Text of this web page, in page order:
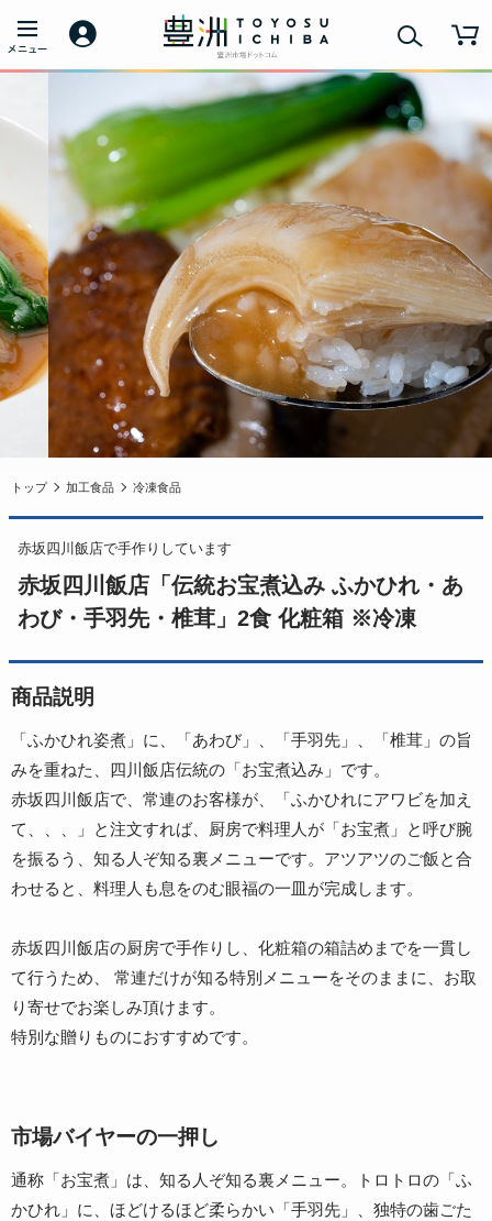
トップ 加工食品 冷凍食品
赤坂四川飯店で手作りしています
赤坂四川飯店「伝統お宝煮込み ふかひれ・あ
わび・手羽先・椎茸」2食 化粧箱 ※冷凍
商品説明
「ふかひれ姿煮」に、「あわび」、「手羽先」、「椎茸」の旨
みを重ねた、四川飯店伝統の「お宝煮込み」です。
赤坂四川飯店で、常連のお客様が、「ふかひれにアワビを加え
て、、、」と注文すれば、厨房で料理人が「お宝煮」と呼び腕
を振るう、知る人ぞ知る裏メニューです。アツアツのご飯と合
わせると、料理人も息をのむ眼福の一皿が完成します。
赤坂四川飯店の厨房で手作りし、化粧箱の箱詰めまでを一貫し
て行うため、 常連だけが知る特別メニューをそのままに、お取
り寄せでお楽しみ頂けます。
特別な贈りものにおすすめです。
市場バイヤーの一押し
通称「お宝煮」は、知る人ぞ知る裏メニュー。トロトロの「ふ
かひれ」に、ほどけるほど柔らかい「手羽先」、独特の歯ごた